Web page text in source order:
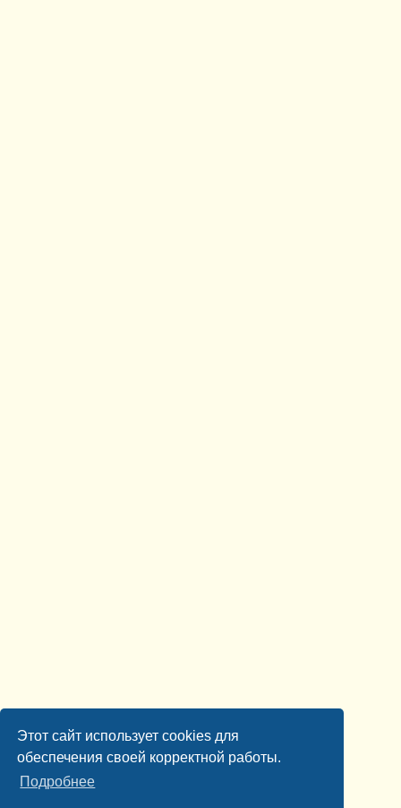
Этот сайт использует cookies для
обеспечения своей корректной работы.
Подробнее